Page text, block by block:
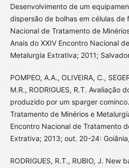
Desenvolvimento de um
dispersão de bolhas em células de
Nacional de Tratamento de
Anais do XXIV Encontro Nacional
Metalurgia Extrativa; 2011;
POMPEO, A.A., OLIVEIRA, C.,
M.R., RODRIGUES, R.T. Avaliação
produzido por um sparger
Tratamento de Minérios e
Encontro Nacional de Tratamento
Extrativa; 2013; out. 20-24:
RODRIGUES, R.T., RUBIO, J. New